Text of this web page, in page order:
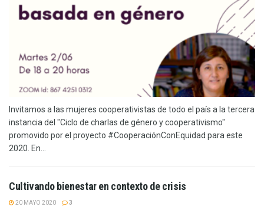
Invitamos a las mujeres cooperativistas de todo el país a la tercera
instancia del "Ciclo de charlas de género y cooperativismo"
promovido por el proyecto #CooperaciónConEquidad para este
2020. En...
Cultivando bienestar en contexto de crisis
20 MAYO 2020 3